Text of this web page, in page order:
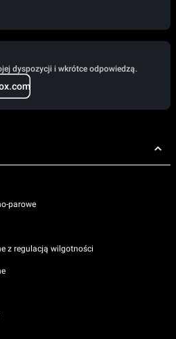
dyspozycji i wkrótce odpowiedzą.
parowe
z regulacją wilgotności